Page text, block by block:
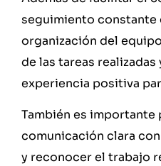
seguimiento constante
organización del
de las tareas realizadas
experiencia positiva
También es importante
comunicación clara
y reconocer el trabajo